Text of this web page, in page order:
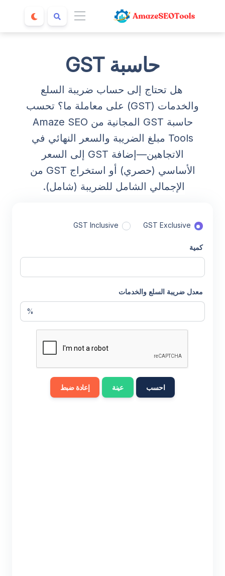
حاسبة GST
هل تحتاج إلى حساب ضريبة السلع
والخدمات (GST) على معاملة ما؟ تحسب
حاسبة GST المجانية من Amaze SEO
Tools مبلغ الضريبة والسعر النهائي في
الاتجاهين—إضافة GST إلى السعر
الأساسي (حصري) أو استخراج GST من
الإجمالي الشامل للضريبة (شامل).
GST Exclusive
GST Inclusive
كمية
معدل ضريبة السلع والخدمات
%
احسب عينة إعادة ضبط